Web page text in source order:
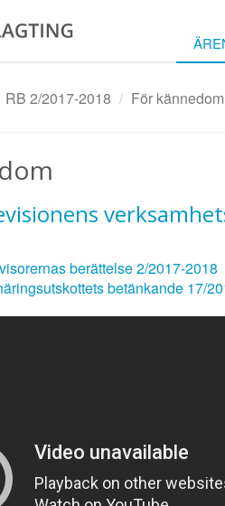
RB 2/2017-2018 För
berättelse 2/2017-2018
betänkande 17/